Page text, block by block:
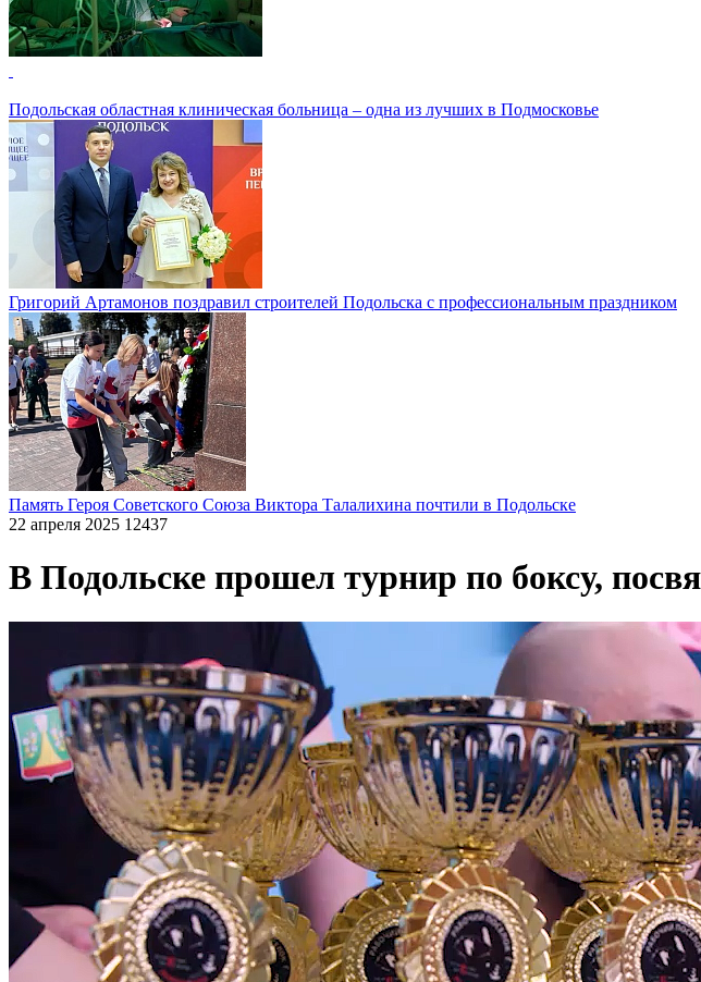
Подольская областная клиническая больница – одна из лучших в Подмосковье
Григорий Артамонов поздравил строителей Подольска с профессиональным праздником
Память Героя Советского Союза Виктора Талалихина почтили в Подольске
22 апреля 2025 12437
В Подольске прошел турнир по боксу,